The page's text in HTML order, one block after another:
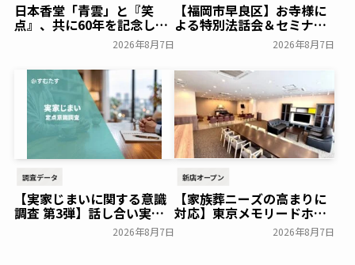
日本香堂「青雲」と『笑
点』、共に60年を記念した
初コラボ！オリジナルグッ
ズのプレゼントキャンペー
ンを実施～日本香堂～
一般公開
2026年8月7日
【福岡市早良区】お寺様に
よる特別法話会＆セミナー
特典「無料試食会」を8月
18日(月)にシティホール飯
倉にて開催！～ベルコ～
一般公開
2026年8月7日
調査データ
【実家じまいに関する意識
調査 第3弾】話し合い実施
率は29.5％で前回から低
下。「大相続時代」でも家
2026年8月7日
新店オープン
【家族葬ニーズの高まりに
対応】東京メモリードホー
ルに貸切型家族葬空間『第
８ホール～Living～』オー
2026年8月7日